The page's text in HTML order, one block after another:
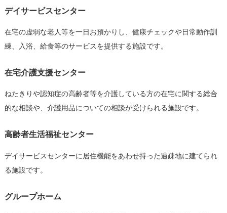
デイサービスセンター
在宅の虚弱な老人等を一日お預かりし、健康チェックや日常動作訓
練、入浴、給食等のサービスを提供する施設です。
在宅介護支援センター
ねたきりや認知症の高齢者等を介護している方の在宅に関する総合
的な相談や、介護用品についての相談が受けられる施設です。
高齢者生活福祉センター
デイサービスセンターに居住機能をあわせ持った過疎地に建てられ
る施設です。
グループホーム